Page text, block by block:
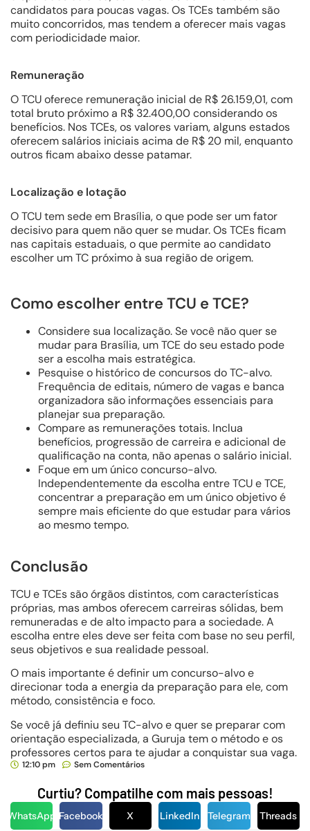
candidatos para poucas vagas. Os TCEs também são
muito concorridos, mas tendem a oferecer mais vagas
com periodicidade maior.
Remuneração
O TCU oferece remuneração inicial de R$ 26.159,01, com
total bruto próximo a R$ 32.400,00 considerando os
benefícios. Nos TCEs, os valores variam, alguns estados
oferecem salários iniciais acima de R$ 20 mil, enquanto
outros ficam abaixo desse patamar.
Localização e lotação
O TCU tem sede em Brasília, o que pode ser um fator
decisivo para quem não quer se mudar. Os TCEs ficam
nas capitais estaduais, o que permite ao candidato
escolher um TC próximo à sua região de origem.
Como escolher entre TCU e TCE?
Considere sua localização. Se você não quer se
mudar para Brasília, um TCE do seu estado pode
ser a escolha mais estratégica.
Pesquise o histórico de concursos do TC-alvo.
Frequência de editais, número de vagas e banca
organizadora são informações essenciais para
planejar sua preparação.
Compare as remunerações totais. Inclua
benefícios, progressão de carreira e adicional de
qualificação na conta, não apenas o salário inicial.
Foque em um único concurso-alvo.
Independentemente da escolha entre TCU e TCE,
concentrar a preparação em um único objetivo é
sempre mais eficiente do que estudar para vários
ao mesmo tempo.
Conclusão
TCU e TCEs são órgãos distintos, com características
próprias, mas ambos oferecem carreiras sólidas, bem
remuneradas e de alto impacto para a sociedade. A
escolha entre eles deve ser feita com base no seu perfil,
seus objetivos e sua realidade pessoal.
O mais importante é definir um concurso-alvo e
direcionar toda a energia da preparação para ele, com
método, consistência e foco.
Se você já definiu seu TC-alvo e quer se preparar com
orientação especializada, a Guruja tem o método e os
professores certos para te ajudar a conquistar sua vaga.
12:10 pm Sem Comentários
Curtiu? Compatilhe com mais pessoas!
WhatsApp Facebook X LinkedIn Telegram Threads